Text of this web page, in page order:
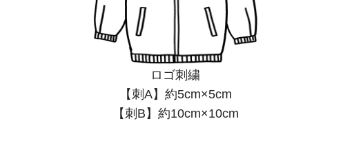
ロゴ刺繍
【刺A】約5cm×5cm
【刺B】約10cm×10cm